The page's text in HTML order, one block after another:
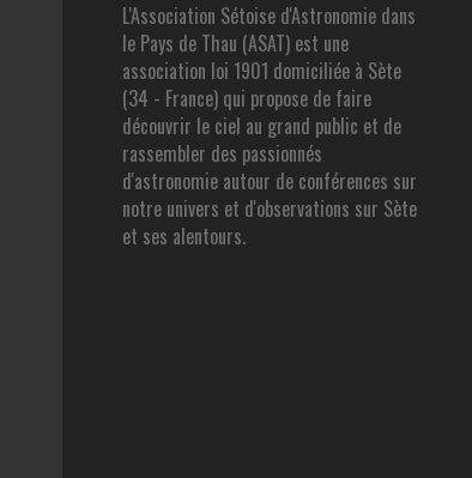
L'Association Sétoise d'Astronomie dans
le Pays de Thau (ASAT) est une
association loi 1901 domiciliée à Sète
(34 - France) qui propose de faire
découvrir le ciel au grand public et de
rassembler des passionnés
d'astronomie autour de conférences sur
notre univers et d'observations sur Sète
et ses alentours.